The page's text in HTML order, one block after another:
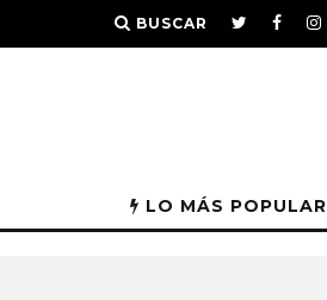
BUSCAR
LO MÁS POPULAR